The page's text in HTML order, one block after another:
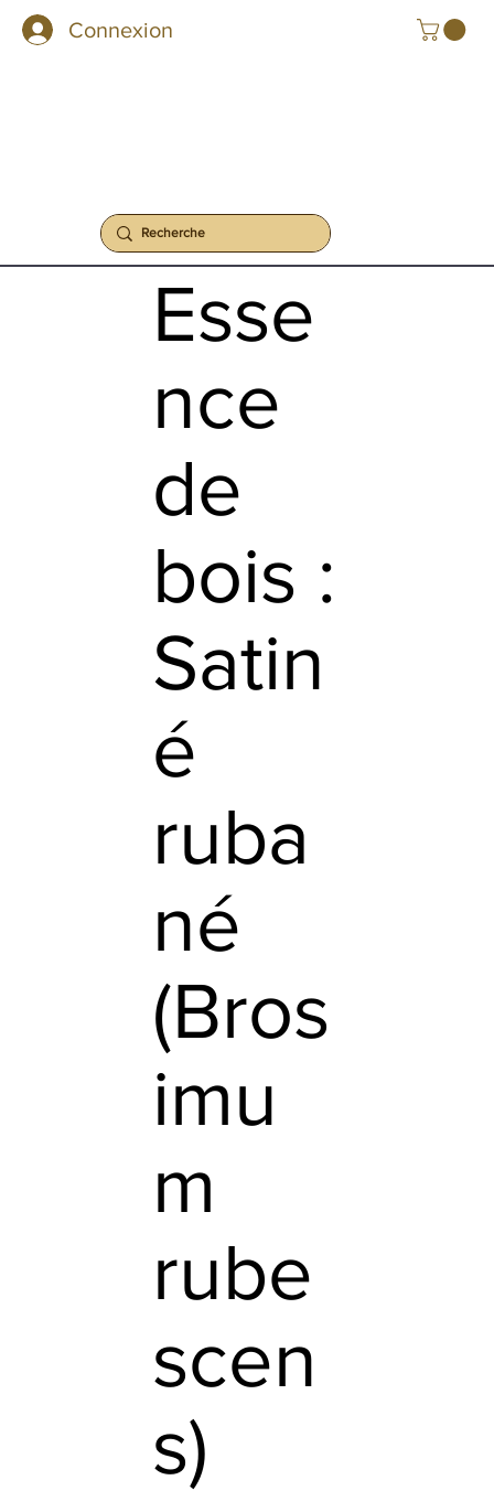
Connexion
Esse
nce
de
bois :
Satin
é
ruba
né
(Bros
imu
m
rube
scen
s)